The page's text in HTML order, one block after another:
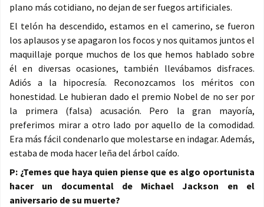
plano más cotidiano, no dejan de ser fuegos artificiales.
El telón ha descendido, estamos en el camerino, se fueron
los aplausos y se apagaron los focos y nos quitamos juntos el
maquillaje porque muchos de los que hemos hablado sobre
él en diversas ocasiones, también llevábamos disfraces.
Adiós a la hipocresía. Reconozcamos los méritos con
honestidad. Le hubieran dado el premio Nobel de no ser por
la primera (falsa) acusación. Pero la gran mayoría,
preferimos mirar a otro lado por aquello de la comodidad.
Era más fácil condenarlo que molestarse en indagar. Además,
estaba de moda hacer leña del árbol caído.
P: ¿Temes que haya quien piense que es algo oportunista
hacer un documental de Michael Jackson en el
aniversario de su muerte?